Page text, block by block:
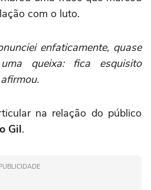
com o luto.
enfaticamente, quase
queixa: fica esquisito
na relação do público
Gil.